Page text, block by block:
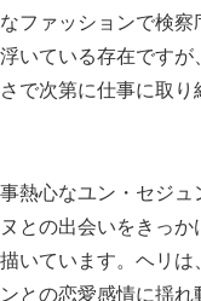
ファッションで検察
いている存在ですが
で次第に仕事に取り
熱心なユン・セジュ
との出会いをきっか
いています。ヘリは
との恋愛感情に揺れ